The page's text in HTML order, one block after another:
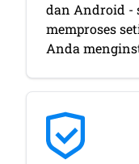
dan Android -
memproses
Anda